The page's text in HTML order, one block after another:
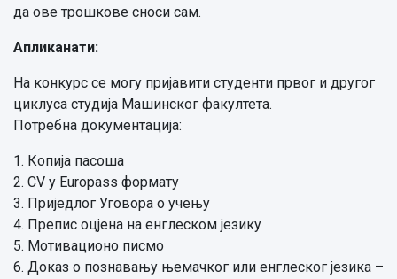
да ове трошкове сноси сам.
Апликанати:
На конкурс се могу пријавити студенти првог и другог
циклуса студија Машинског факултета.
Потребна документација:
1. Копија пасоша
2. CV у Europass формату
3. Приједлог Уговора о учењу
4. Препис оцјена на енглеском језику
5. Мотивационо писмо
6. Доказ о познавању њемачког или енглеског језика –